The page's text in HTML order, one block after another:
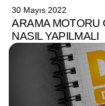
30 Mayıs 2022
ARAMA MOTORU
NASIL YAPILMALI